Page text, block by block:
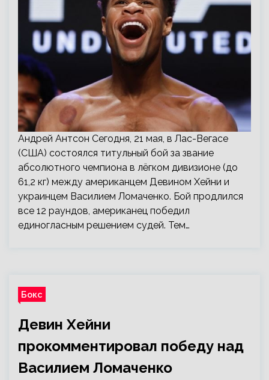
Андрей Антсон Сегодня, 21 мая, в Лас-Вегасе
(США) состоялся титульный бой за звание
абсолютного чемпиона в лёгком дивизионе (до
61,2 кг) между американцем Девином Хейни и
украинцем Василием Ломаченко. Бой продлился
все 12 раундов, американец победил
единогласным решением судей. Тем…
Бокс
Девин Хейни
прокомментировал победу над
Василием Ломаченко